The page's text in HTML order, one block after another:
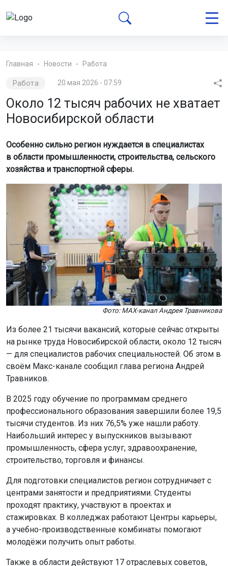
Главная Новости Работа
Работа 20 мая 2026 - 07:59
Около 12 тысяч рабочих не хватает
Новосибирской области
Особенно сильно регион нуждается в специалистах
в области промышленности, строительства, сельского
хозяйства и транспортной сферы.
Фото: МАХ-канал Андрея Травникова
Из более 21 тысячи вакансий, которые сейчас открыты
на рынке труда Новосибирской области, около 12 тысяч
— для специалистов рабочих специальностей. Об этом в
своём Макс-канале сообщил глава региона Андрей
Травников.
В 2025 году обучение по программам среднего
профессионального образования завершили более 19,5
тысячи студентов. Из них 76,5% уже нашли работу.
Наибольший интерес у выпускников вызывают
промышленность, сфера услуг, здравоохранение,
строительство, торговля и финансы.
Для подготовки специалистов регион сотрудничает с
центрами занятости и предприятиями. Студенты
проходят практику, участвуют в проектах и
стажировках. В колледжах работают Центры карьеры,
а учебно-производственные комбинаты помогают
молодёжи получить опыт работы.
Также в области действуют 17 отраслевых советов,